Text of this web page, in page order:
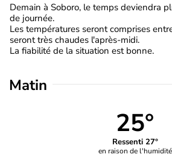
Demain à Soboro, le temps deviendra
de journée.
Les températures seront comprises
seront très chaudes l'après-midi.
La fiabilité de la situation est bonne.
Matin
25°
Ressenti 27°
en raison de l'humidité